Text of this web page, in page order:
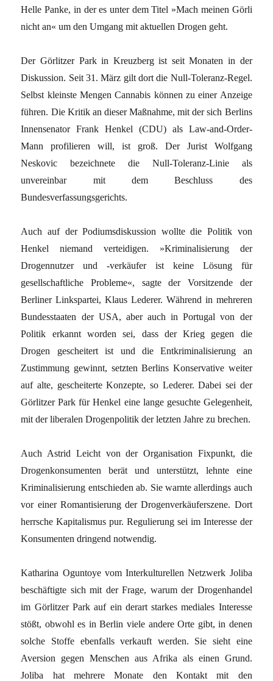
Helle Panke, in der es unter dem Titel »Mach meinen Görli
nicht an« um den Umgang mit aktuellen Drogen geht.
Der Görlitzer Park in Kreuzberg ist seit Monaten in der
Diskussion. Seit 31. März gilt dort die Null-Toleranz-Regel.
Selbst kleinste Mengen Cannabis können zu einer Anzeige
führen. Die Kritik an dieser Maßnahme, mit der sich Berlins
Innensenator Frank Henkel (CDU) als Law-and-Order-
Mann profilieren will, ist groß. Der Jurist Wolfgang
Neskovic bezeichnete die Null-Toleranz-Linie als
unvereinbar mit dem Beschluss des
Bundesverfassungsgerichts.
Auch auf der Podiumsdiskussion wollte die Politik von
Henkel niemand verteidigen. »Kriminalisierung der
Drogennutzer und -verkäufer ist keine Lösung für
gesellschaftliche Probleme«, sagte der Vorsitzende der
Berliner Linkspartei, Klaus Lederer. Während in mehreren
Bundesstaaten der USA, aber auch in Portugal von der
Politik erkannt worden sei, dass der Krieg gegen die
Drogen gescheitert ist und die Entkriminalisierung an
Zustimmung gewinnt, setzten Berlins Konservative weiter
auf alte, gescheiterte Konzepte, so Lederer. Dabei sei der
Görlitzer Park für Henkel eine lange gesuchte Gelegenheit,
mit der liberalen Drogenpolitik der letzten Jahre zu brechen.
Auch Astrid Leicht von der Organisation Fixpunkt, die
Drogenkonsumenten berät und unterstützt, lehnte eine
Kriminalisierung entschieden ab. Sie warnte allerdings auch
vor einer Romantisierung der Drogenverkäuferszene. Dort
herrsche Kapitalismus pur. Regulierung sei im Interesse der
Konsumenten dringend notwendig.
Katharina Oguntoye vom Interkulturellen Netzwerk Joliba
beschäftigte sich mit der Frage, warum der Drogenhandel
im Görlitzer Park auf ein derart starkes mediales Interesse
stößt, obwohl es in Berlin viele andere Orte gibt, in denen
solche Stoffe ebenfalls verkauft werden. Sie sieht eine
Aversion gegen Menschen aus Afrika als einen Grund.
Joliba hat mehrere Monate den Kontakt mit den